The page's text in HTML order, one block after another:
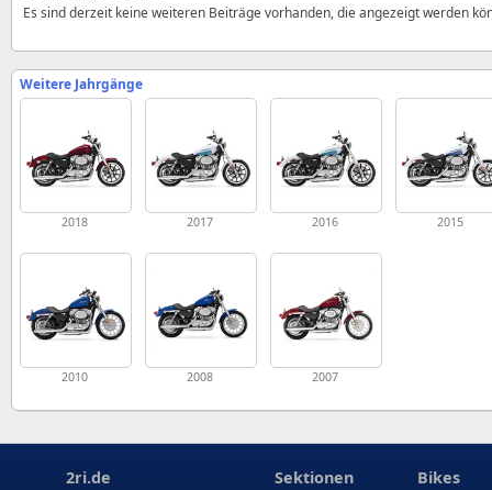
Es sind derzeit keine weiteren Beiträge vorhanden, die angezeigt werden
Weitere Jahrgänge
2018 2017 2016 2015
2010 2008 2007
2ri.de Sektionen Bikes